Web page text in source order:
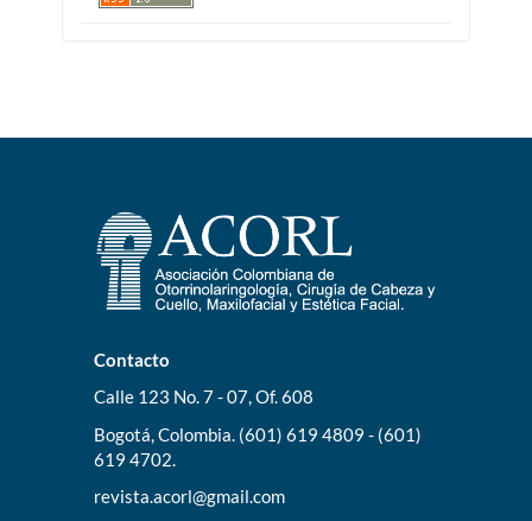
Contacto
Calle 123 No. 7 - 07, Of. 608
Bogotá, Colombia. (601) 619 4809 - (601)
619 4702.
revista.acorl@gmail.com